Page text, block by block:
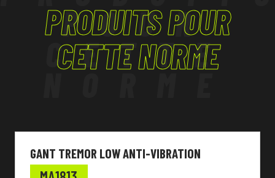
PRODUITS POUR
CETTE NORME
POUR
CETTE
GANT TREMOR LOW ANTI-VIBRATION